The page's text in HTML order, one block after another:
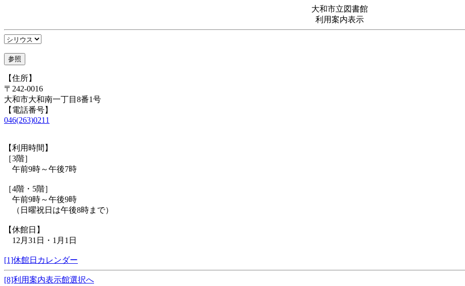
大和市立図書館
利用案内表示
【住所】
〒242-0016
大和市大和南一丁目8番1号
【電話番号】
046(263)0211
【利用時間】
［3階］
午前9時～午後7時
［4階・5階］
午前9時～午後9時
（日曜祝日は午後8時まで）
【休館日】
12月31日・1月1日
[1]休館日カレンダー
[8]利用案内表示館選択へ